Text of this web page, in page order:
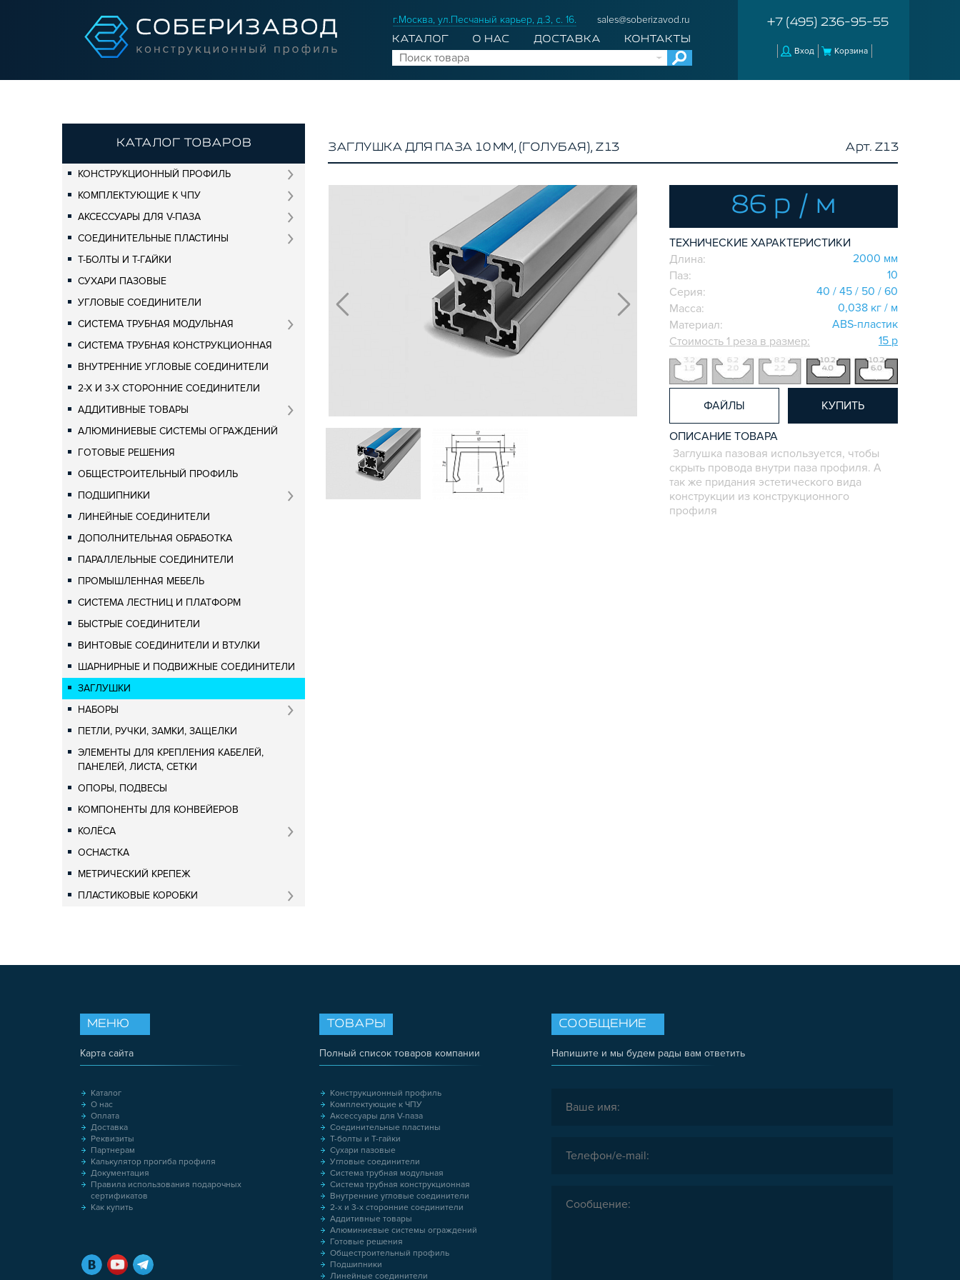
г.Москва, ул.Песчаный карьер, д.3, с. 16. sales@soberizavod.ru
КАТАЛОГ О НАС ДОСТАВКА КОНТАКТЫ
+7 (495) 236-95-55
Вход Корзина
КАТАЛОГ ТОВАРОВ
КОНСТРУКЦИОННЫЙ ПРОФИЛЬ
КОМПЛЕКТУЮЩИЕ К ЧПУ
АКСЕССУАРЫ ДЛЯ V-ПАЗА
СОЕДИНИТЕЛЬНЫЕ ПЛАСТИНЫ
Т-БОЛТЫ И Т-ГАЙКИ
СУХАРИ ПАЗОВЫЕ
УГЛОВЫЕ СОЕДИНИТЕЛИ
СИСТЕМА ТРУБНАЯ МОДУЛЬНАЯ
СИСТЕМА ТРУБНАЯ КОНСТРУКЦИОННАЯ
ВНУТРЕННИЕ УГЛОВЫЕ СОЕДИНИТЕЛИ
2-Х И 3-Х СТОРОННИЕ СОЕДИНИТЕЛИ
АДДИТИВНЫЕ ТОВАРЫ
АЛЮМИНИЕВЫЕ СИСТЕМЫ ОГРАЖДЕНИЙ
ГОТОВЫЕ РЕШЕНИЯ
ОБЩЕСТРОИТЕЛЬНЫЙ ПРОФИЛЬ
ПОДШИПНИКИ
ЛИНЕЙНЫЕ СОЕДИНИТЕЛИ
ДОПОЛНИТЕЛЬНАЯ ОБРАБОТКА
ПАРАЛЛЕЛЬНЫЕ СОЕДИНИТЕЛИ
ПРОМЫШЛЕННАЯ МЕБЕЛЬ
СИСТЕМА ЛЕСТНИЦ И ПЛАТФОРМ
БЫСТРЫЕ СОЕДИНИТЕЛИ
ВИНТОВЫЕ СОЕДИНИТЕЛИ И ВТУЛКИ
ШАРНИРНЫЕ И ПОДВИЖНЫЕ СОЕДИНИТЕЛИ
ЗАГЛУШКИ
НАБОРЫ
ПЕТЛИ, РУЧКИ, ЗАМКИ, ЗАЩЕЛКИ
ЭЛЕМЕНТЫ ДЛЯ КРЕПЛЕНИЯ КАБЕЛЕЙ,
ПАНЕЛЕЙ, ЛИСТА, СЕТКИ
ОПОРЫ, ПОДВЕСЫ
КОМПОНЕНТЫ ДЛЯ КОНВЕЙЕРОВ
КОЛЁСА
ОСНАСТКА
МЕТРИЧЕСКИЙ КРЕПЕЖ
ПЛАСТИКОВЫЕ КОРОБКИ
ЗАГЛУШКА ДЛЯ ПАЗА 10 ММ, (ГОЛУБАЯ), Z13 Арт. Z13
86 р / м
ТЕХНИЧЕСКИЕ ХАРАКТЕРИСТИКИ
Длина:
2000 мм
Паз:
10
Серия:
40 / 45 / 50 / 60
Масса:
0,038 кг / м
Материал:
ABS-пластик
Стоимость 1 реза в размер:
15 р
ФАЙЛЫ КУПИТЬ
ОПИСАНИЕ ТОВАРА
Заглушка пазовая используется, чтобы
скрыть провода внутри паза профиля. А
так же придания эстетического вида
конструкции из конструкционного
профиля
СООБЩЕНИЕ
Напишите и мы будем рады вам ответить
ТОВАРЫ
Полный список товаров компании
Конструкционный профиль
Комплектующие к ЧПУ
Аксессуары для V-паза
Соединительные пластины
Т-болты и Т-гайки
Сухари пазовые
Угловые соединители
Система трубная модульная
Система трубная конструкционная
Внутренние угловые соединители
2-х и 3-х сторонние соединители
Аддитивные товары
Алюминиевые системы ограждений
Готовые решения
Общестроительный профиль
Подшипники
Линейные соединители
МЕНЮ
Карта сайта
Каталог
О нас
Оплата
Доставка
Реквизиты
Партнерам
Калькулятор прогиба профиля
Документация
Правила использования подарочных
сертификатов
Как купить